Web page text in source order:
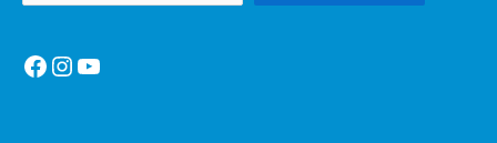
Facebook
Instagram
YouTube